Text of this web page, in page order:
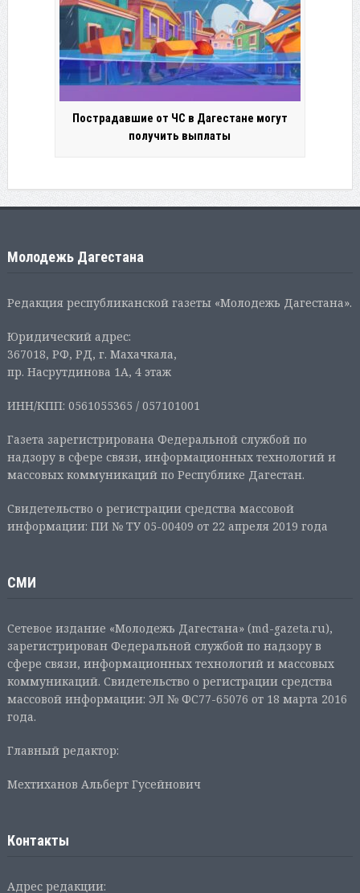
Пострадавшие от ЧС в Дагестане могут
получить выплаты
Молодежь Дагестана
Редакция республиканской газеты «Молодежь Дагестана».
Юридический адрес:
367018, РФ, РД, г. Махачкала,
пр. Насрутдинова 1А, 4 этаж
ИНН/КПП: 0561055365 / 057101001
Газета зарегистрирована Федеральной службой по
надзору в сфере связи, информационных технологий и
массовых коммуникаций по Республике Дагестан.
Свидетельство о регистрации средства массовой
информации: ПИ № ТУ 05-00409 от 22 апреля 2019 года
СМИ
Сетевое издание «Молодежь Дагестана» (md-gazeta.ru),
зарегистрирован Федеральной службой по надзору в
сфере связи, информационных технологий и массовых
коммуникаций. Свидетельство о регистрации средства
массовой информации: ЭЛ № ФС77-65076 от 18 марта 2016
года.
Главный редактор:
Мехтиханов Альберт Гусейнович
Контакты
Адрес редакции: